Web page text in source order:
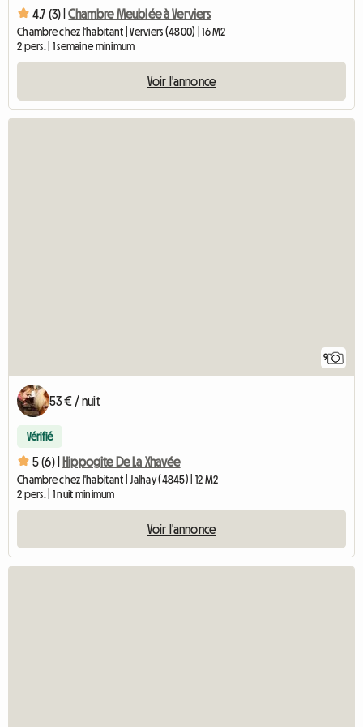
4.7 (3) | Chambre Meublée à Verviers
Chambre chez l'habitant | Verviers (4800) | 16 M2
2 pers. | 1 semaine minimum
Voir l'annonce
9
53 € / nuit
Vérifié
5 (6) | Hippogite De La Xhavée
Chambre chez l'habitant | Jalhay (4845) | 12 M2
2 pers. | 1 nuit minimum
Voir l'annonce